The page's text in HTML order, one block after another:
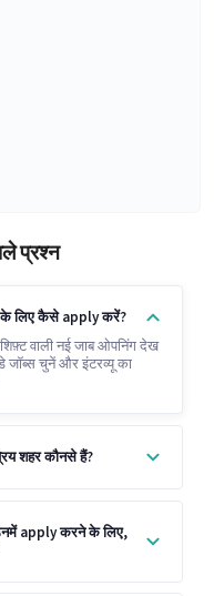
प्रश्न
के लिए कैसे apply करें?
वाली नई जाब ओपनिंग देख
जॉब्स चुनें और इंटरव्यू का
शहर कौनसे हैं?
apply करने के लिए,